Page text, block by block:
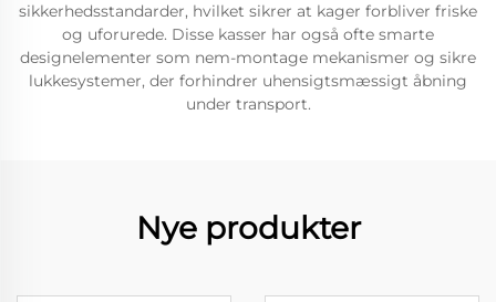
sikkerhedsstandarder, hvilket sikrer at kager forbliver friske
og uforurede. Disse kasser har også ofte smarte
designelementer som nem-montage mekanismer og sikre
lukkesystemer, der forhindrer uhensigtsmæssigt åbning
under transport.
Nye produkter